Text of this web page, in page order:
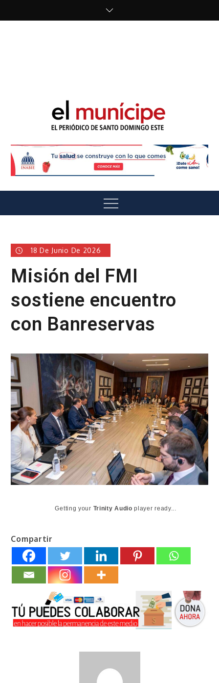
El Munícipe
Menu
18 De Junio De 2026
Misión del FMI
sostiene encuentro
con Banreservas
Getting your Trinity Audio player ready...
Compartir